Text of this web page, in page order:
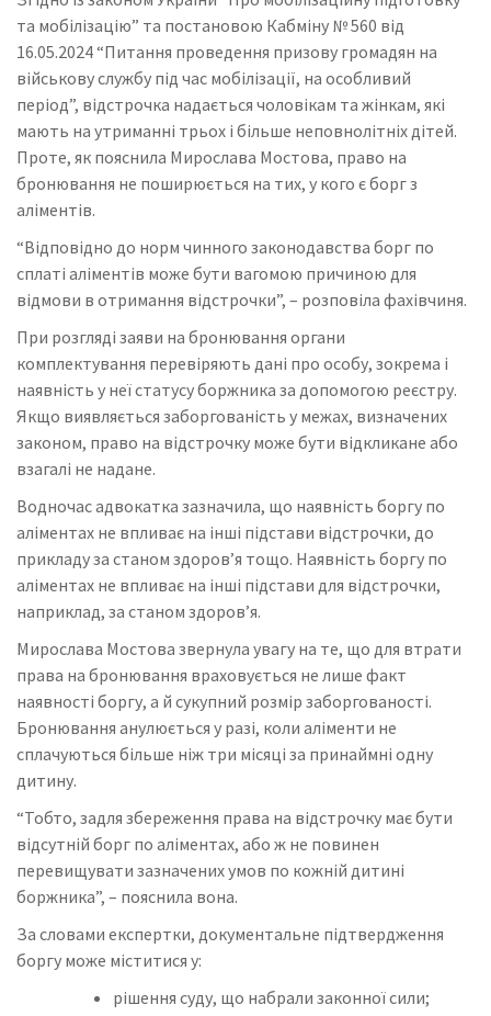
та мобілізацію” та постановою Кабміну № 560 від
16.05.2024 “Питання проведення призову громадян на
військову службу під час мобілізації, на особливий
період”, відстрочка надається чоловікам та жінкам, які
мають на утриманні трьох і більше неповнолітніх дітей.
Проте, як пояснила Мирослава Мостова, право на
бронювання не поширюється на тих, у кого є борг з
аліментів.
“Відповідно до норм чинного законодавства борг по
сплаті аліментів може бути вагомою причиною для
відмови в отримання відстрочки”, – розповіла фахівчиня.
При розгляді заяви на бронювання органи
комплектування перевіряють дані про особу, зокрема і
наявність у неї статусу боржника за допомогою реєстру.
Якщо виявляється заборгованість у межах, визначених
законом, право на відстрочку може бути відкликане або
взагалі не надане.
Водночас адвокатка зазначила, що наявність боргу по
аліментах не впливає на інші підстави відстрочки, до
прикладу за станом здоров’я тощо. Наявність боргу по
аліментах не впливає на інші підстави для відстрочки,
наприклад, за станом здоров’я.
Мирослава Мостова звернула увагу на те, що для втрати
права на бронювання враховується не лише факт
наявності боргу, а й сукупний розмір заборгованості.
Бронювання анулюється у разі, коли аліменти не
сплачуються більше ніж три місяці за принаймні одну
дитину.
“Тобто, задля збереження права на відстрочку має бути
відсутній борг по аліментах, або ж не повинен
перевищувати зазначених умов по кожній дитині
боржника”, – пояснила вона.
За словами експертки, документальне підтвердження
боргу може міститися у:
рішення суду, що набрали законної сили;